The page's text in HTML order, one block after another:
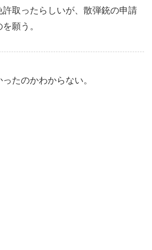
取ったらしいが、散弾銃の申請
願う。
たのかわからない。